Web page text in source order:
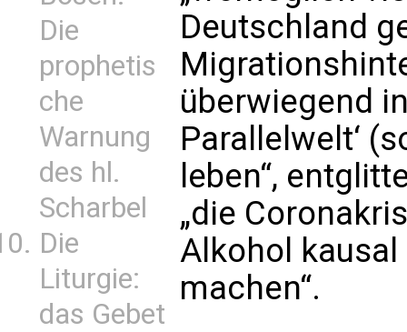
Die
prophetis
che
Warnung
des hl.
Scharbel
Die
Liturgie:
das Gebet
Deutschland
überwiegend
Parallelwelt‘
leben“,
„die
Alkohol
machen“.